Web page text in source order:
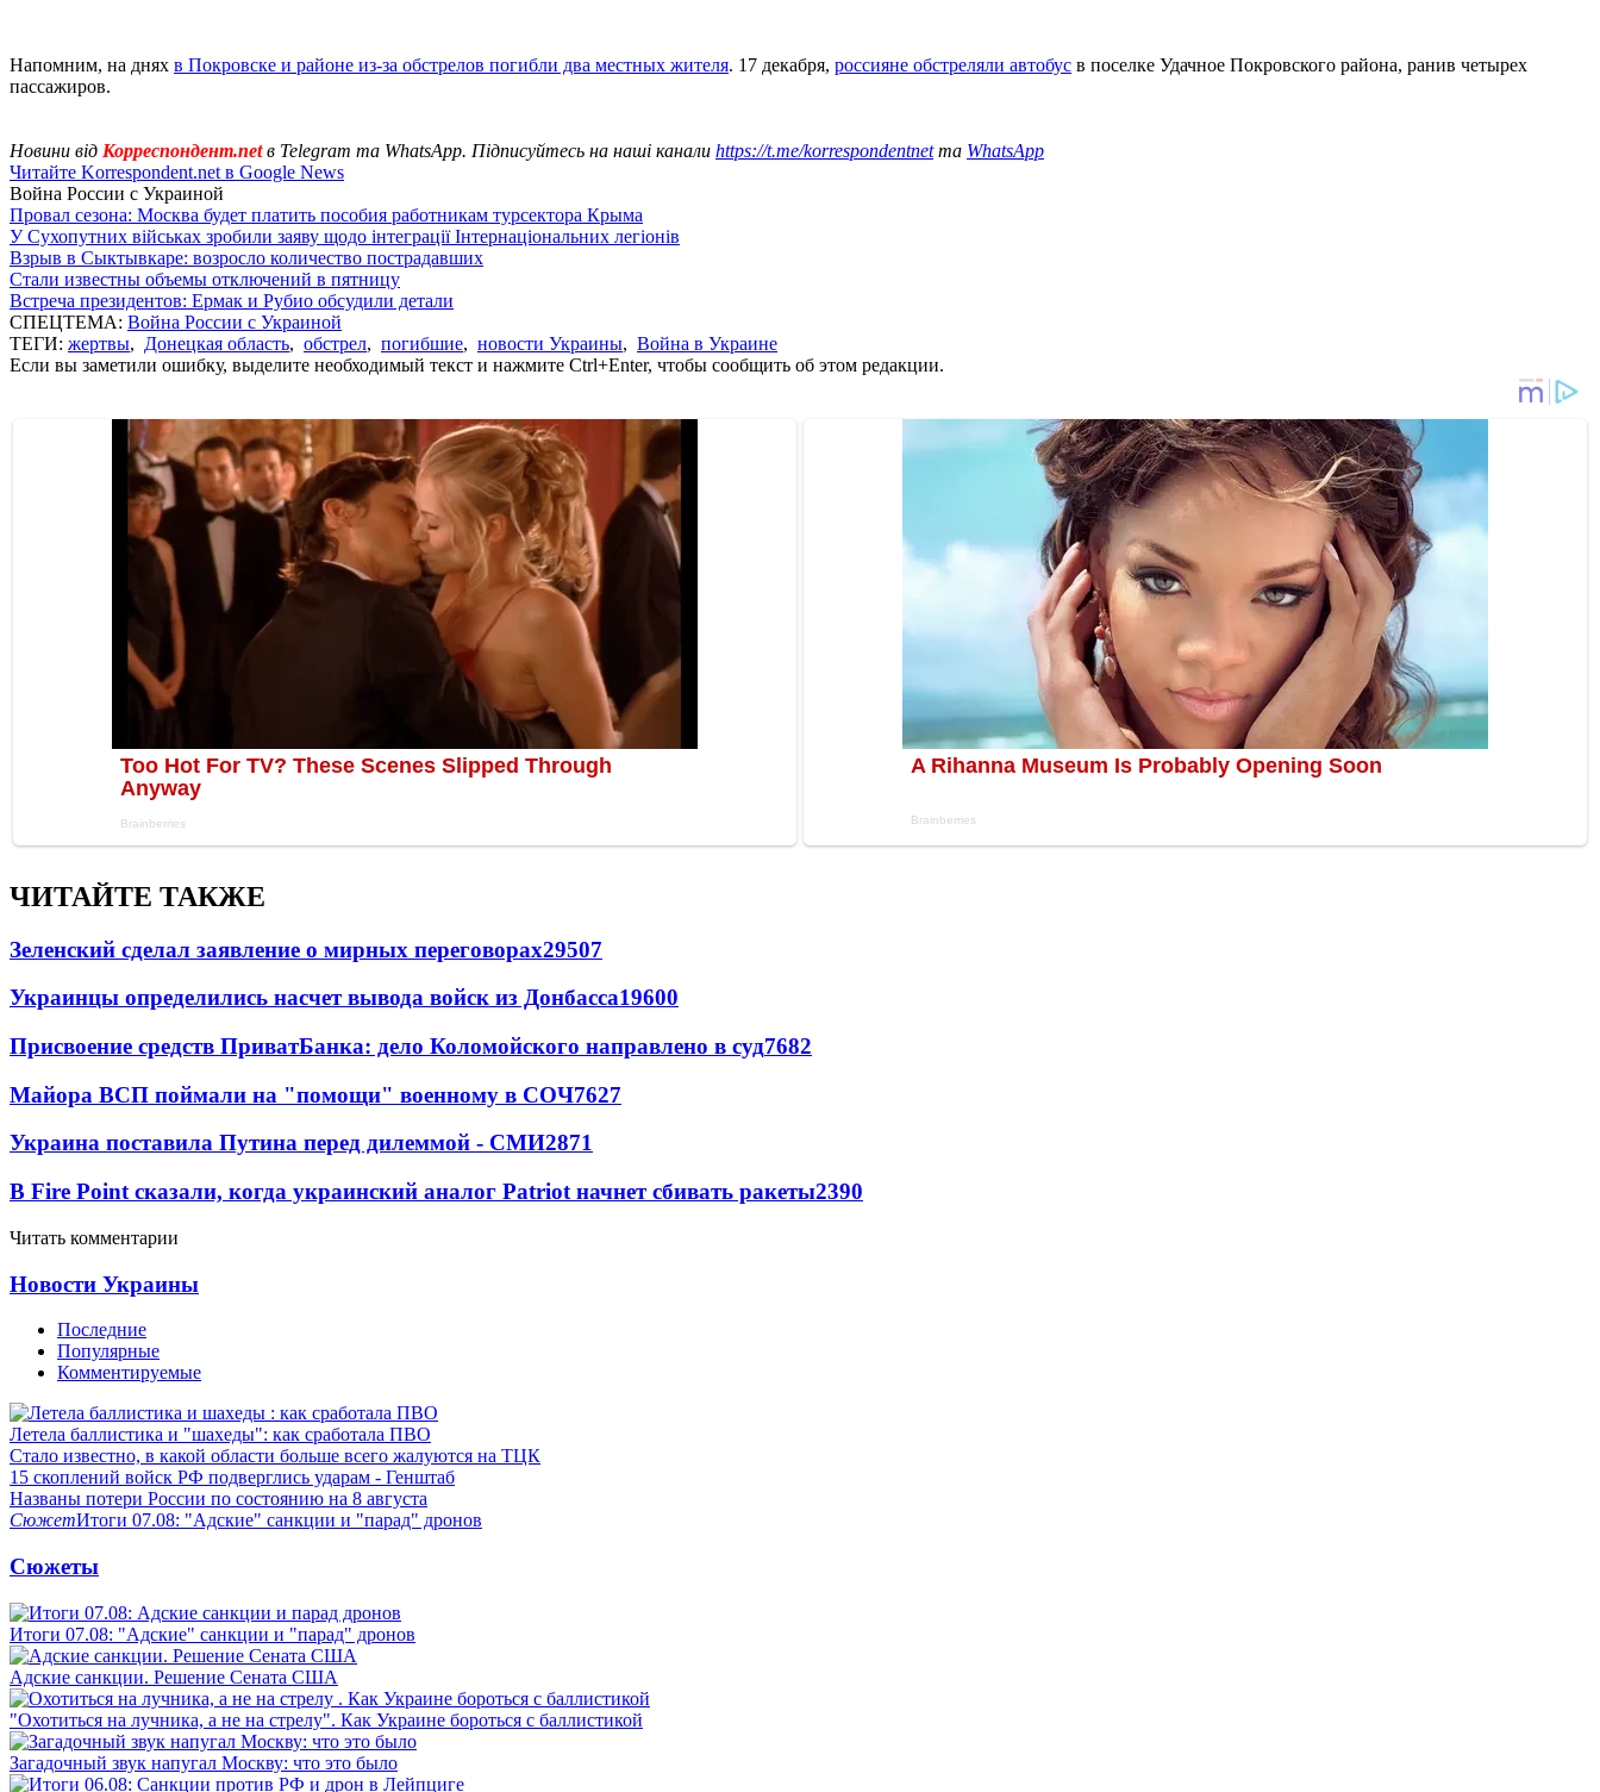
Напомним, на днях в Покровске и районе из-за обстрелов погибли два местных жителя. 17 декабря, россияне обстреляли автобус в поселке Удачное Покровского района, ранив четырех
пассажиров.
Новини від Корреспондент.netв Telegram та WhatsApp. Підписуйтесь на наші канали https://t.me/korrespondentnetта WhatsApp
Читайте Korrespondent.net в Google News
Война России с Украиной
Провал сезона: Москва будет платить пособия работникам турсектора Крыма
У Сухопутних військах зробили заяву щодо інтеграції Інтернаціональних легіонів
Взрыв в Сыктывкаре: возросло количество пострадавших
Стали известны объемы отключений в пятницу
Встреча президентов: Ермак и Рубио обсудили детали
СПЕЦТЕМА: Война России с Украиной
ТЕГИ: жертвы, Донецкая область, обстрел, погибшие, новости Украины, Война в Украине
Если вы заметили ошибку, выделите необходимый текст и нажмите Ctrl+Enter, чтобы сообщить об этом редакции.
ЧИТАЙТЕ ТАКЖЕ
Зеленский сделал заявление о мирных переговорах29507
Украинцы определились насчет вывода войск из Донбасса19600
Присвоение средств ПриватБанка: дело Коломойского направлено в суд7682
Майора ВСП поймали на "помощи" военному в СОЧ7627
Украина поставила Путина перед дилеммой - СМИ2871
В Fire Point сказали, когда украинский аналог Patriot начнет сбивать ракеты2390
Читать комментарии
Новости Украины
Последние
Популярные
Комментируемые
Летела баллистика и "шахеды": как сработала ПВО
Стало известно, в какой области больше всего жалуются на ТЦК
15 скоплений войск РФ подверглись ударам - Генштаб
Названы потери России по состоянию на 8 августа
СюжетИтоги 07.08: "Адские" санкции и "парад" дронов
Сюжеты
Итоги 07.08: "Адские" санкции и "парад" дронов
Адские санкции. Решение Сената США
"Охотиться на лучника, а не на стрелу". Как Украине бороться с баллистикой
Загадочный звук напугал Москву: что это было